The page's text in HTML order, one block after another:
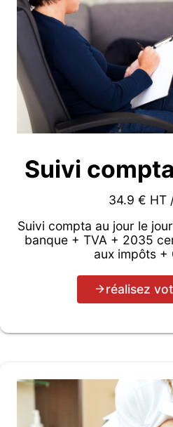
Suivi
34.9 € HT
Suivi compta au jour le
banque + TVA + 2035
aux impôts +
réalisez